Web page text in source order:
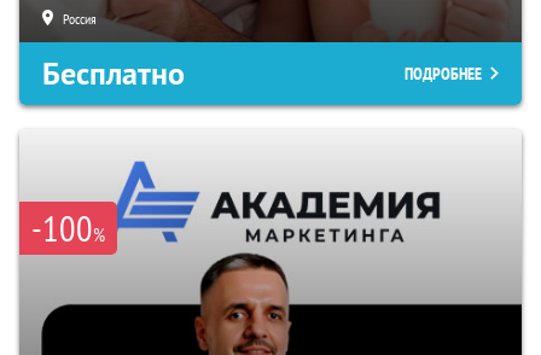
Россия
Бесплатно ПОДРОБНЕЕ
-100%